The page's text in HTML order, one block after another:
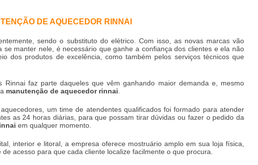
DE AQUECEDOR RINNAI
sendo o substituto do elétrico. Com isso, as novas marcas vão
se manter nele, é necessário que ganhe a confiança dos clientes e ela não
dos produtos de excelência, como também pelos serviços técnicos que
Rinnai faz parte daqueles que vêm ganhando maior demanda e, mesmo
manutenção de aquecedor rinnai
um time de atendentes qualificados foi formado para atender
as 24 horas diárias, para que possam tirar dúvidas ou fazer o pedido da
em qualquer momento.
interior e litoral, a empresa oferece mostruário amplo em sua loja física,
acesso para que cada cliente localize facilmente o que procura.